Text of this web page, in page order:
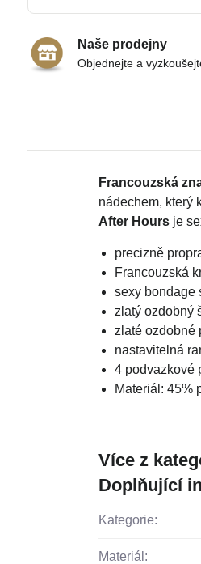
Francouzská
nádechem, který
After Hours je
precizně
Francouzská
sexy bondage
zlatý ozdobný
zlaté ozdobné
nastavitelná
4 podvazkové
Materiál: 45%
Více z
Doplňující
Kategorie:
Materiál:
Naše prodejny
Objednejte a